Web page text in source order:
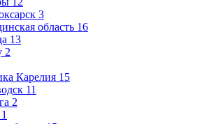
3
область 16
13
2
Карелия 15
11
2
1